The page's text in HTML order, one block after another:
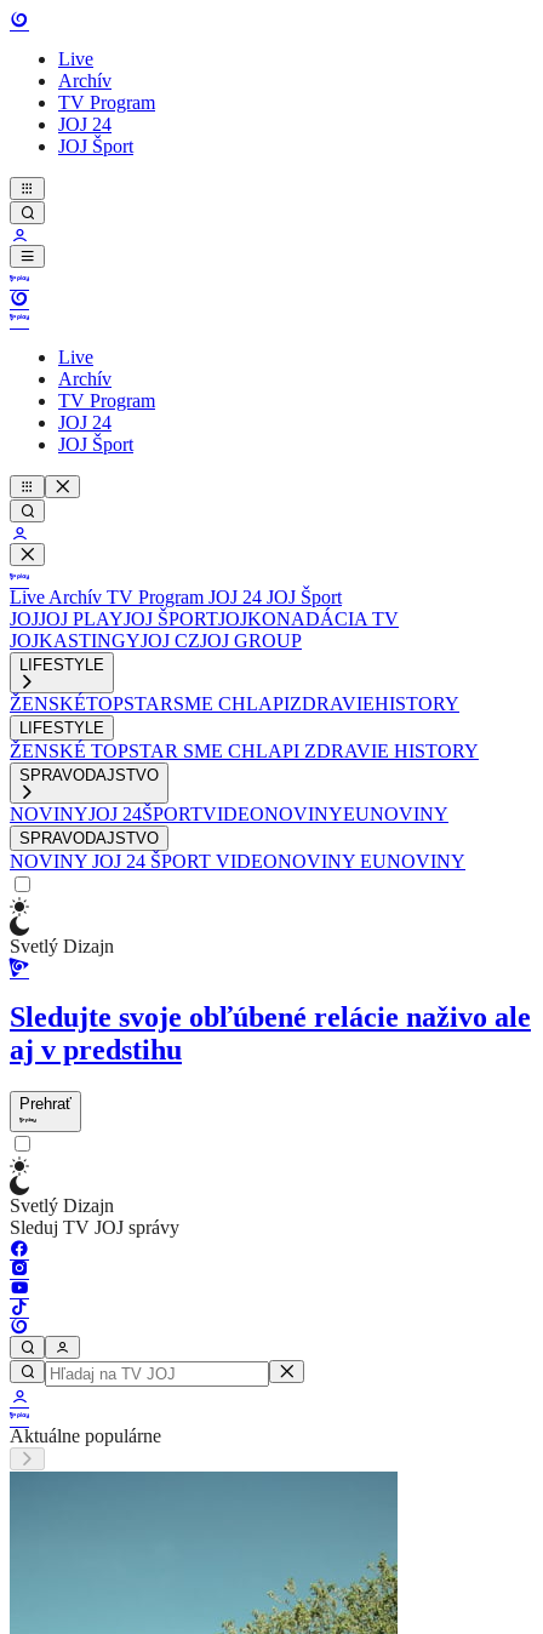
Live
Archív
TV Program
JOJ 24
JOJ Šport
Live
Archív
TV Program
JOJ 24
JOJ Šport
Live Archív TV Program JOJ 24 JOJ Šport
JOJJOJ PLAYJOJ ŠPORTJOJKONADÁCIA TV
JOJKASTINGYJOJ CZJOJ GROUP
LIFESTYLE
ŽENSKÉTOPSTARSME CHLAPIZDRAVIEHISTORY
LIFESTYLE
ŽENSKÉ TOPSTAR SME CHLAPI ZDRAVIE HISTORY
SPRAVODAJSTVO
NOVINYJOJ 24ŠPORTVIDEONOVINYEUNOVINY
SPRAVODAJSTVO
NOVINY JOJ 24 ŠPORT VIDEONOVINY EUNOVINY
Svetlý Dizajn
Sledujte svoje obľúbené relácie naživo ale
aj v predstihu
Prehrať
Svetlý Dizajn
Sleduj TV JOJ správy
Aktuálne populárne